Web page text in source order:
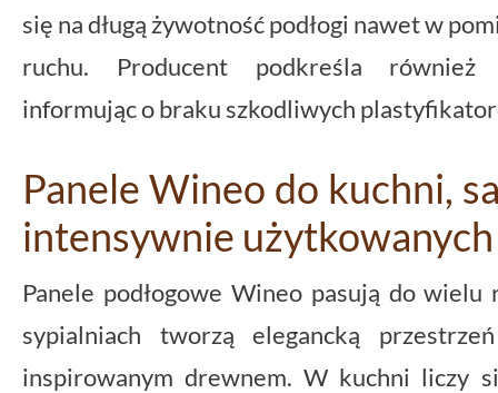
się na długą żywotność podłogi nawet w
ruchu. Producent podkreśla również
informując o braku szkodliwych
Panele Wineo do kuchni,
intensywnie użytkowanych
Panele podłogowe Wineo pasują do
sypialniach tworzą elegancką
inspirowanym drewnem. W kuchni liczy